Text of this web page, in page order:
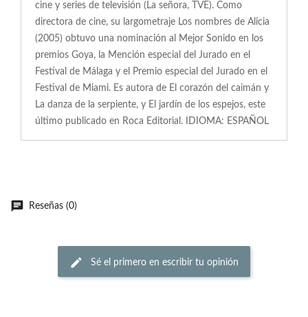
cine y series de televisión (La señora, TVE). Como
directora de cine, su largometraje Los nombres de Alicia
(2005) obtuvo una nominación al Mejor Sonido en los
premios Goya, la Mención especial del Jurado en el
Festival de Málaga y el Premio especial del Jurado en el
Festival de Miami. Es autora de El corazón del caimán y
La danza de la serpiente, y El jardín de los espejos, este
último publicado en Roca Editorial. IDIOMA: ESPAÑOL
Reseñas (0)
Sé el primero en escribir tu opinión